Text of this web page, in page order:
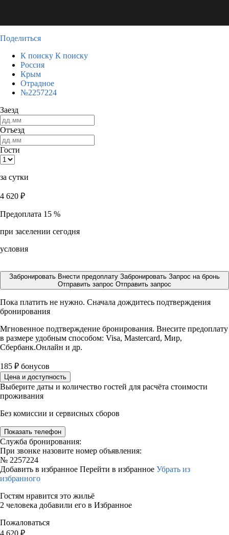
Поделиться
К поиску К поиску
Россия
Крым
Отрадное
№2257224
Заезд
Отъезд
Гости
за сутки
4 620 ₽
Предоплата 15 %
при заселении сегодня
условия
Забронировать Внести предоплату Забронировать Запрос на бронь
Отправить запрос Отправить запрос
Пока платить не нужно. Сначала дождитесь подтверждения
бронирования
Мгновенное подтверждение бронирования. Внесите предоплату
в размере удобным способом: Visa, Mastercard, Мир,
Сбербанк.Онлайн и др.
185 ₽ бонусов
Цена и доступность
Выберите даты и количество гостей для расчёта стоимости
проживания
Без комиссии и сервисных сборов
Показать телефон
Служба бронирования:
При звонке назовите номер объявления:
№ 2257224
Добавить в избранное Перейти в избранное Убрать из
избранного
Гостям нравится это жильё
2 человека добавили его в Избранное
Пожаловаться
4 620 ₽